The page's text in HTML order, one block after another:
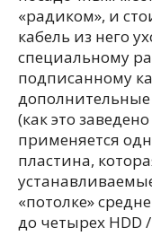
«радиком», и
кабель из него
специальному
подписанному
(как это
применяется
пластина,
«потолке»
до четырех HDD